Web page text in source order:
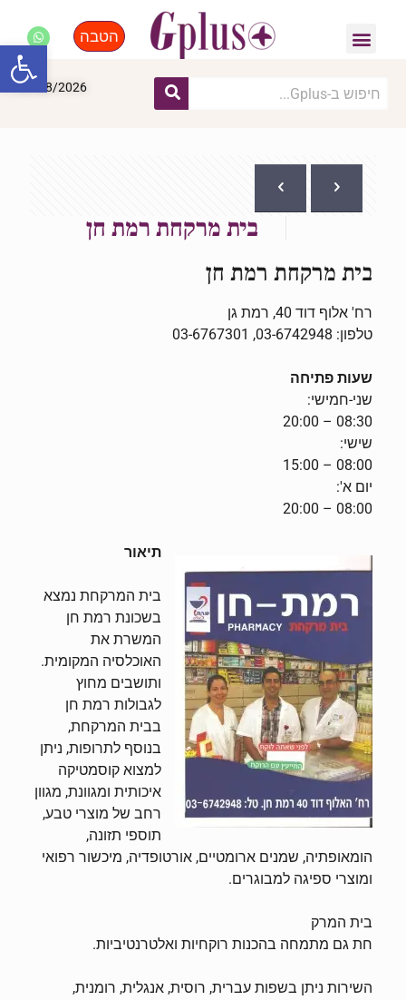
הטבה
07/08/2026
בית מרקחת רמת חן
בית מרקחת רמת חן
רח' אלוף דוד 40, רמת גן
טלפון: 03-6742948, 03-6767301
שעות פתיחה
שני-חמישי:
שישי:
יום א':
תיאור
בית המרקחת נמצא
בשכונת רמת חן
המשרת את
האוכלסיה המקומית.
ותושבים מחוץ
לגבולות רמת חן
בבית המרקחת,
בנוסף לתרופות, ניתן
למצוא קוסמטיקה
איכותית ומגוונת, מגוון
רחב של מוצרי טבע,
תוספי תזונה,
הומאופתיה, שמנים ארומטיים, אורטופדיה, מיכשור רפואי
ומוצרי ספיגה למבוגרים.
בית המרק
חת גם מתמחה בהכנות רוקחיות ואלטרנטיביות.
השירות ניתן בשפות עברית, רוסית, אנגלית, רומנית,
פתח